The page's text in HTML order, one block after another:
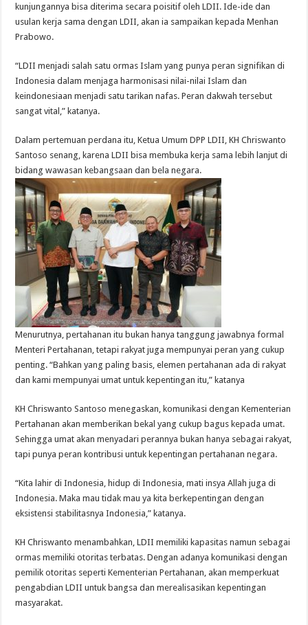
kunjungannya bisa diterima secara poisitif oleh LDII. Ide-ide dan
usulan kerja sama dengan LDII, akan ia sampaikan kepada Menhan
Prabowo.
“LDII menjadi salah satu ormas Islam yang punya peran signifikan di
Indonesia dalam menjaga harmonisasi nilai-nilai Islam dan
keindonesiaan menjadi satu tarikan nafas. Peran dakwah tersebut
sangat vital,” katanya.
Dalam pertemuan perdana itu, Ketua Umum DPP LDII, KH Chriswanto
Santoso senang, karena LDII bisa membuka kerja sama lebih lanjut di
bidang wawasan kebangsaan dan bela negara.
Menurutnya, pertahanan itu bukan hanya tanggung jawabnya formal
Menteri Pertahanan, tetapi rakyat juga mempunyai peran yang cukup
penting. “Bahkan yang paling basis, elemen pertahanan ada di rakyat
dan kami mempunyai umat untuk kepentingan itu,” katanya
KH Chriswanto Santoso menegaskan, komunikasi dengan Kementerian
Pertahanan akan memberikan bekal yang cukup bagus kepada umat.
Sehingga umat akan menyadari perannya bukan hanya sebagai rakyat,
tapi punya peran kontribusi untuk kepentingan pertahanan negara.
“Kita lahir di Indonesia, hidup di Indonesia, mati insya Allah juga di
Indonesia. Maka mau tidak mau ya kita berkepentingan dengan
eksistensi stabilitasnya Indonesia,” katanya.
KH Chriswanto menambahkan, LDII memiliki kapasitas namun sebagai
ormas memiliki otoritas terbatas. Dengan adanya komunikasi dengan
pemilik otoritas seperti Kementerian Pertahanan, akan memperkuat
pengabdian LDII untuk bangsa dan merealisasikan kepentingan
masyarakat.